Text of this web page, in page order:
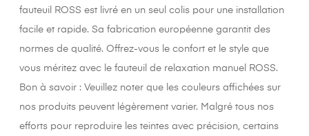
fauteuil ROSS est livré en un seul colis pour une installation
facile et rapide. Sa fabrication européenne garantit des
normes de qualité. Offrez-vous le confort et le style que
vous méritez avec le fauteuil de relaxation manuel ROSS.
Bon à savoir : Veuillez noter que les couleurs affichées sur
nos produits peuvent légèrement varier. Malgré tous nos
efforts pour reproduire les teintes avec précision, certains